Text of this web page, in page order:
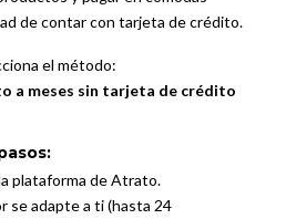
de contar con tarjeta de crédito.
el método:
a meses sin tarjeta de crédito
plataforma de Atrato.
se adapte a ti (hasta 24